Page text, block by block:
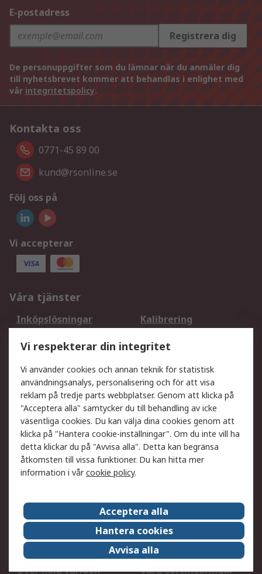
E-postadress
Registrera dig
De personuppgifter som du lämnar när du anmäler dig
till nyhetsbrevet kommer att behandlas i enlighet med
vår integritetspolicy.
Kontakta oss
0771-45 89 00
kund@rsonline.se
Följ oss på
Vi accepterar
Våra tjänster
Inköpslösningar
Kalibrering
DesignSpark
Teknisk Support
Ditt lokala säljteam
Exportlösningar
Support
Få hjälp
Retur av varor
Leverans
Spåra din order
Begär en fakturakopi
Fördelar med RS-konto
Betalningsalternativ
Om RS
Försäljningsvillkor
Det juridiska
Press Centre
Jobba hos RS
ESG
Över hela världen
Våra certificeringar
Vi respekterar din integritet
Vi använder cookies och annan teknik för statistisk
användningsanalys, personalisering och för att visa
reklam på tredje parts webbplatser. Genom att klicka på
"Acceptera alla" samtycker du till behandling av icke
väsentliga cookies. Du kan välja dina cookies genom att
klicka på "Hantera cookie-inställningar". Om du inte vill ha
detta klickar du på "Avvisa alla". Detta kan begränsa
åtkomsten till vissa funktioner. Du kan hitta mer
information i vårcookie policy.
Acceptera alla
Hantera cookies
Avvisa alla